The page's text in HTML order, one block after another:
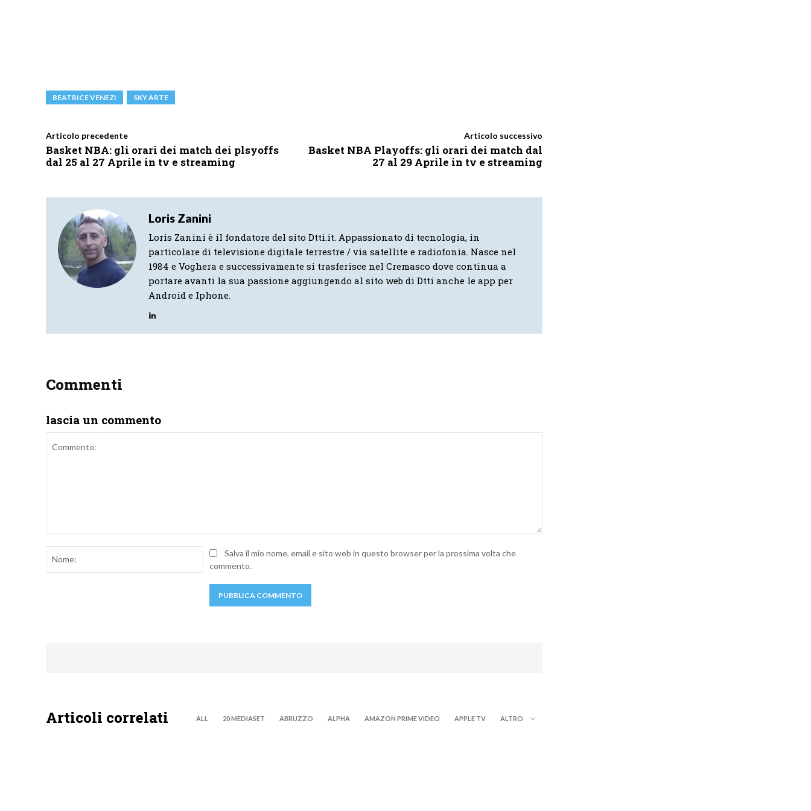
BEATRICE VENEZI SKY ARTE
Articolo precedente
Basket NBA: gli orari dei match dei plsyoffs
dal 25 al 27 Aprile in tv e streaming
Articolo successivo
Basket NBA Playoffs: gli orari dei match dal
27 al 29 Aprile in tv e streaming
Loris Zanini
Loris Zanini è il fondatore del sito Dtti.it. Appassionato di tecnologia, in
particolare di televisione digitale terrestre / via satellite e radiofonia. Nasce nel
1984 e Voghera e successivamente si trasferisce nel Cremasco dove continua a
portare avanti la sua passione aggiungendo al sito web di Dtti anche le app per
Android e Iphone.
Commenti
lascia un commento
Nome:Salva il mio nome, email e sito web in questo browser per la prossima volta che
commento.
Articoli correlati ALL 20 MEDIASET ABRUZZO ALPHA AMAZON PRIME VIDEO APPLE TV ALTRO